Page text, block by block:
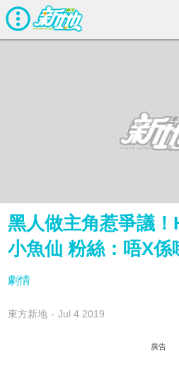
黑人做主角惹爭議
小魚仙 粉絲：唔X係
劇情
東方新地 Jul 4 2019
廣告